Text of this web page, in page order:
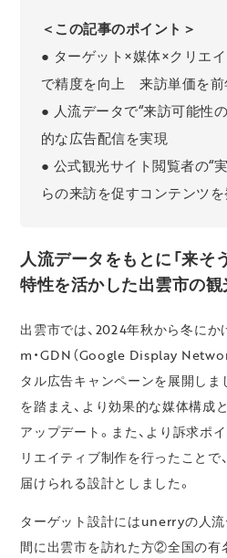
＜この記事のポイント＞
● ターゲット×媒体×クリエ
で精度を向上 来訪単価を前
● 人流データで“来訪可能性
的な広告配信を実現
● 公式観光サイト閲覧者の“
らの来訪を促すコンテンツ
人流データをもとに「来そ
特性を活かした出雲市の
出雲市では、2024年秋から冬にか
m・GDN（Google Display
タル広告キャンペーンを展開し
を踏まえ、より効果的な媒体構成
アップデート。また、より訴求ポ
リエイティブ制作を行ったことで
届けられる設計としました。
ターゲット設計にはunerryの人
間に出雲市を訪れた方②全国の有